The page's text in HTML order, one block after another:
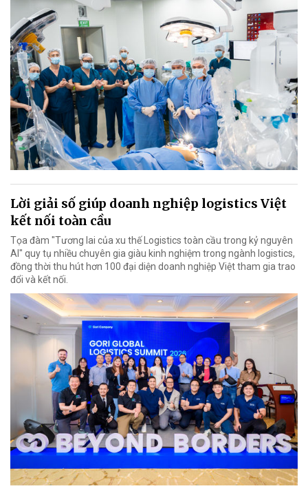
Lời giải số giúp doanh nghiệp logistics Việt
kết nối toàn cầu
Tọa đàm "Tương lai của xu thế Logistics toàn cầu trong kỷ nguyên
AI" quy tụ nhiều chuyên gia giàu kinh nghiệm trong ngành logistics,
đồng thời thu hút hơn 100 đại diện doanh nghiệp Việt tham gia trao
đổi và kết nối.